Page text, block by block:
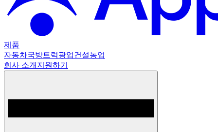
제품
자동차국방트럭광업건설농업
회사 소개 지원하기